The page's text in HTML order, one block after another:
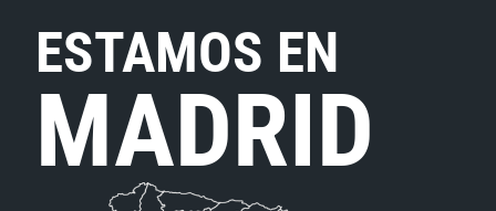
ESTAMOS EN
MADRID